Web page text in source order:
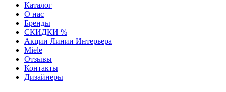
Каталог
О нас
Бренды
СКИДКИ %
Акции Линии Интерьера
Miele
Отзывы
Контакты
Дизайнеры